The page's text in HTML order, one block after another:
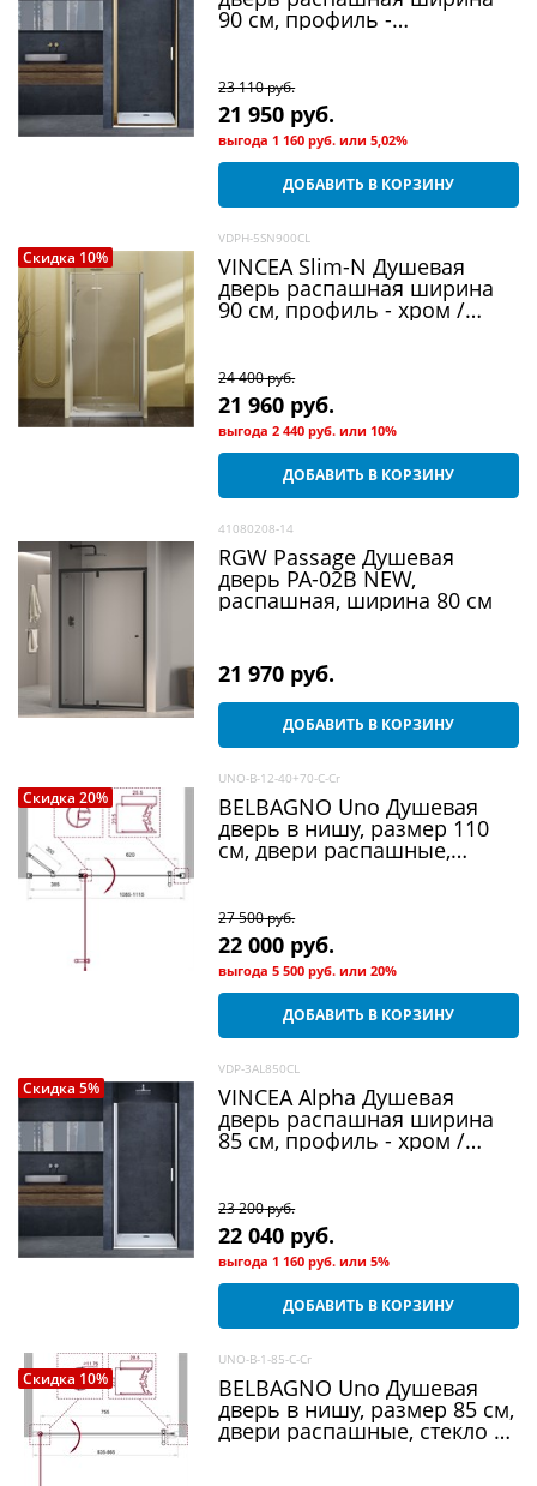
90 см, профиль -
23 110 руб.
21 950 руб.
выгода 1 160 руб. или5,02%
ДОБАВИТЬ В КОРЗИНУ
Скидка 10%
VDPH-5SN900CL
VINCEA Slim-N Душевая
дверь распашная ширина
90 см, профиль - хром /
24 400 руб.
21 960 руб.
выгода2 440 руб. или 10%
ДОБАВИТЬ В КОРЗИНУ
41080208-14
RGW Passage Душевая
дверь PA-02B NEW,
распашная, ширина 80 см
21 970 руб.
ДОБАВИТЬ В КОРЗИНУ
Скидка 20%
UNO-B-12-40+70-C-Cr
BELBAGNO Uno Душевая
дверь в нишу, размер 110
см, двери распашные,
27 500 руб.
22 000 руб.
выгода5 500 руб. или20%
ДОБАВИТЬ В КОРЗИНУ
Скидка 5%
VDP-3AL850CL
VINCEA Alpha Душевая
дверь распашная ширина
85 см, профиль - хром /
23 200 руб.
22 040 руб.
выгода 1 160 руб. или5%
ДОБАВИТЬ В КОРЗИНУ
Скидка 10%
UNO-B-1-85-C-Cr
BELBAGNO Uno Душевая
дверь в нишу, размер 85 см,
двери распашные, стекло 5